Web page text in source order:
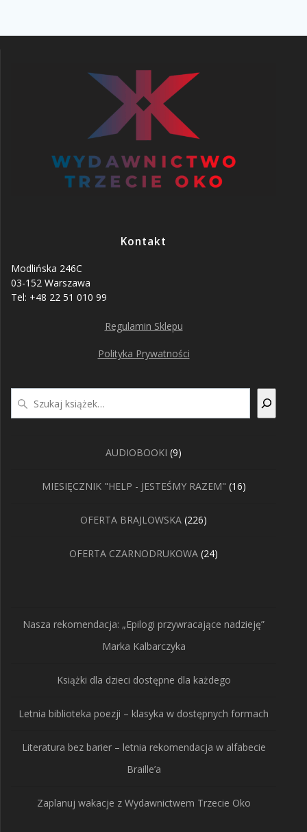
Kontakt
Modlińska 246C
03-152 Warszawa
Tel: +48 22 51 010 99
Regulamin Sklepu
Polityka Prywatności
AUDIOBOOKI 99
MIESIĘCZNIK "HELP - JESTEŚMY RAZEM" 1616
OFERTA BRAJLOWSKA 226226
OFERTA CZARNODRUKOWA 2424
Nasza rekomendacja: „Epilogi przywracające nadzieję”
Marka Kalbarczyka
Książki dla dzieci dostępne dla każdego
Letnia biblioteka poezji – klasyka w dostępnych formach
Literatura bez barier – letnia rekomendacja w alfabecie
Braille’a
Zaplanuj wakacje z Wydawnictwem Trzecie Oko